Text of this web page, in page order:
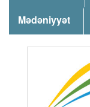
Mədəniyyət